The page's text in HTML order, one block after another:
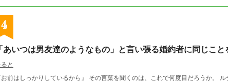
4
あいつは男友達のようなもの」と言い張る婚約者に同じこと
と
っかりしているから』 その言葉を聞くのは、これで何度目だろうか。 ルチアの誕生会の最中、「ミレーナが熱を出した」